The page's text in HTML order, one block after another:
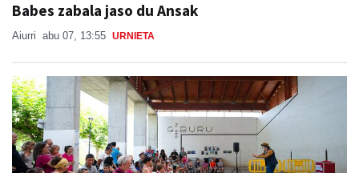
Babes zabala jaso du Ansak
Aiurri abu 07, 13:55 URNIETA